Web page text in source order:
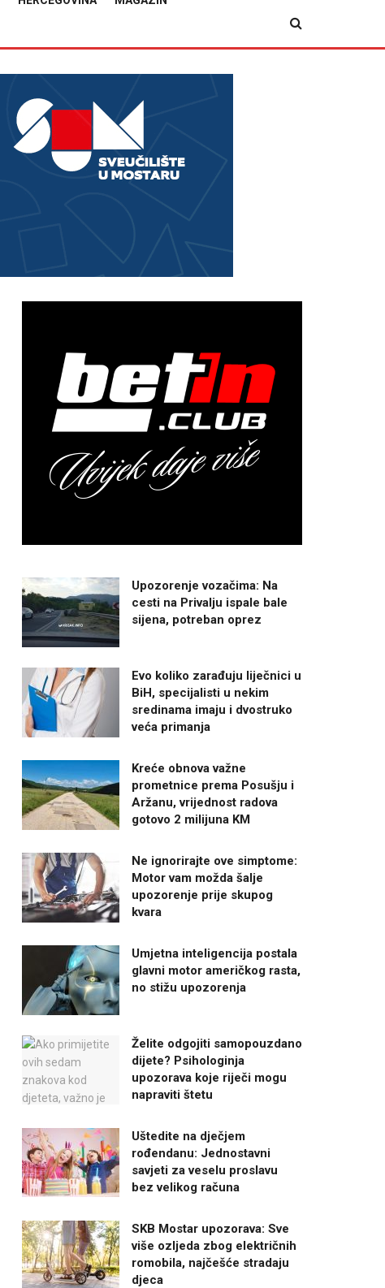
Upozorenje vozačima: Na
cesti na Privalju ispale bale
sijena, potreban oprez
Evo koliko zarađuju liječnici u
BiH, specijalisti u nekim
sredinama imaju i dvostruko
veća primanja
Kreće obnova važne
prometnice prema Posušju i
Aržanu, vrijednost radova
gotovo 2 milijuna KM
Ne ignorirajte ove simptome:
Motor vam možda šalje
upozorenje prije skupog
kvara
Umjetna inteligencija postala
glavni motor američkog rasta,
no stižu upozorenja
Želite odgojiti samopouzdano
dijete? Psihologinja
upozorava koje riječi mogu
napraviti štetu
Uštedite na dječjem
rođendanu: Jednostavni
savjeti za veselu proslavu
bez velikog računa
SKB Mostar upozorava: Sve
više ozljeda zbog električnih
romobila, najčešće stradaju
djeca